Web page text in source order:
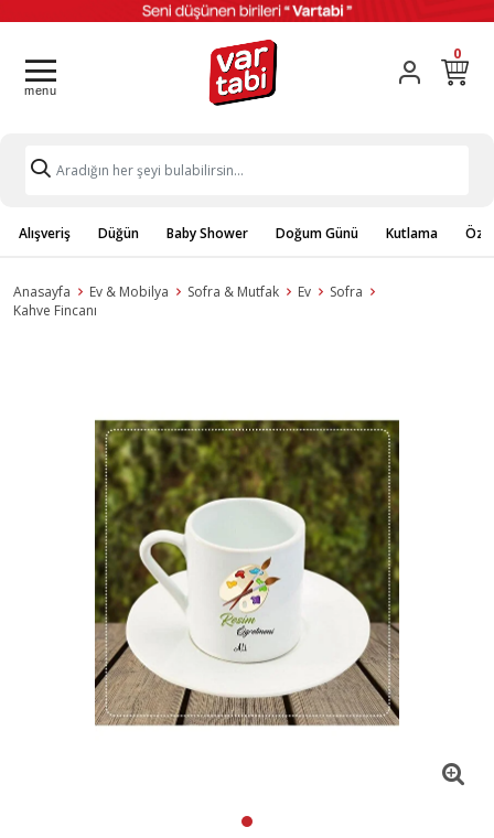
0
Alışveriş Düğün Baby Shower Doğum Günü Kutlama
Anasayfa Ev & Mobilya Sofra & Mutfak Ev
Sofra
Kahve Fincanı